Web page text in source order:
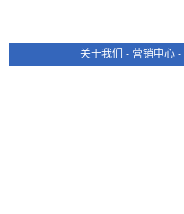
关于我们 - 营销中心 -